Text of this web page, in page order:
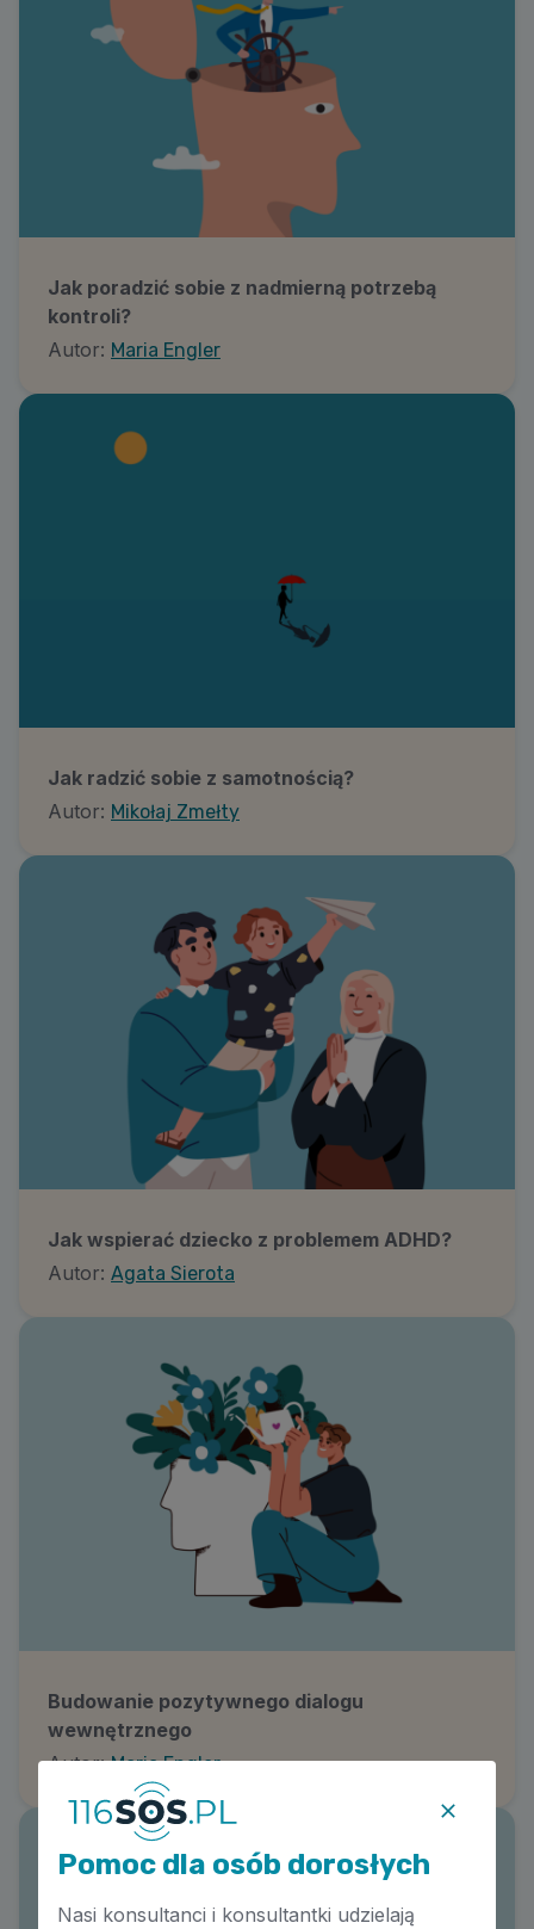
Jak poradzić sobie z nadmierną potrzebą
kontroli?
Autor: Maria Engler
Jak radzić sobie z samotnością?
Autor: Mikołaj Zmełty
Jak wspierać dziecko z problemem ADHD?
Autor: Agata Sierota
Budowanie pozytywnego dialogu
wewnętrznego
Autor: Maria Engler
Pomoc dla osób dorosłych
Nasi konsultanci i konsultantki udzielają